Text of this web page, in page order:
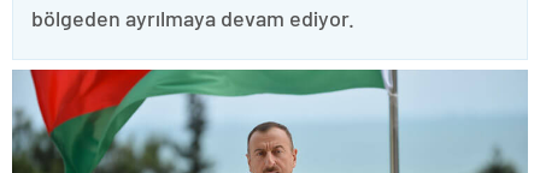
bölgeden ayrılmaya devam ediyor.